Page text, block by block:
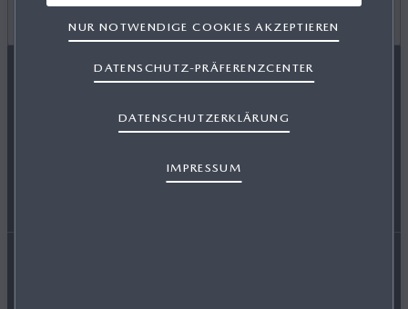
GEWERBEKUNDEN
VERFÜGBARE NEUWAGEN
KARRIERE / CAREERS
FREIE WERKSTÄTTEN
Wissenswertes
DATENSCHUTZERKLÄRUNG
IMPRESSUM
DATENSCHUTZ-PRÄFERENZCENTER
NUR NOTWENDIGE COOKIES AKZEPTIEREN